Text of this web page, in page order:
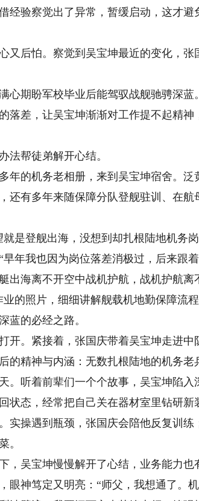
经验察觉出了异常，暂缓启动，这才避
后怕。察觉到吴宝坤最近的变化，张
期盼军校毕业后能驾驭战舰驰骋深蓝
落差，让吴宝坤渐渐对工作提不起精神
帮徒弟解开心结。
的机务老相册，来到吴宝坤宿舍。泛
还有多年来随保障分队登舰驻训、在航
登舰出海，没想到却扎根陆地机务岗
年我也因为岗位落差消极过，后来跟
出海离不开空中战机护航，战机护航离
的照片，细细讲解舰载机地勤保障流
蓝的必经之路。
。紧接着，张国庆带着吴宝坤走进中
的精神与内涵：无数扎根陆地的机务老
。听着前辈们一个个故事，吴宝坤陷入
态，经常把自己关在器材室里钻研新
实操遇到瓶颈，张国庆会陪他反复训练
。
吴宝坤慢慢解开了心结，业务能力也
眼神笃定又明亮：“师父，我想通了。